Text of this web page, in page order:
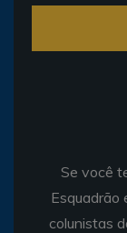
Se você
Esquadrão
colunistas